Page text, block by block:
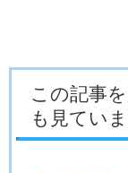
この記事
も見てい